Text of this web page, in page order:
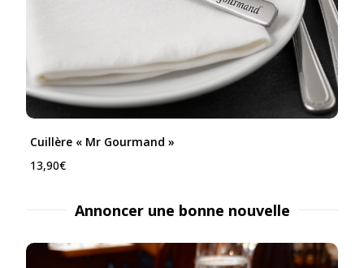
Cuillère « Mr Gourmand »
13,90€
Annoncer une bonne nouvelle